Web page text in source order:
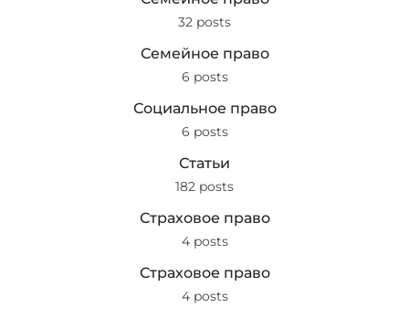
32 posts
Семейное право
6 posts
Социальное право
6 posts
Статьи
182 posts
Страховое право
4 posts
Страховое право
4 posts